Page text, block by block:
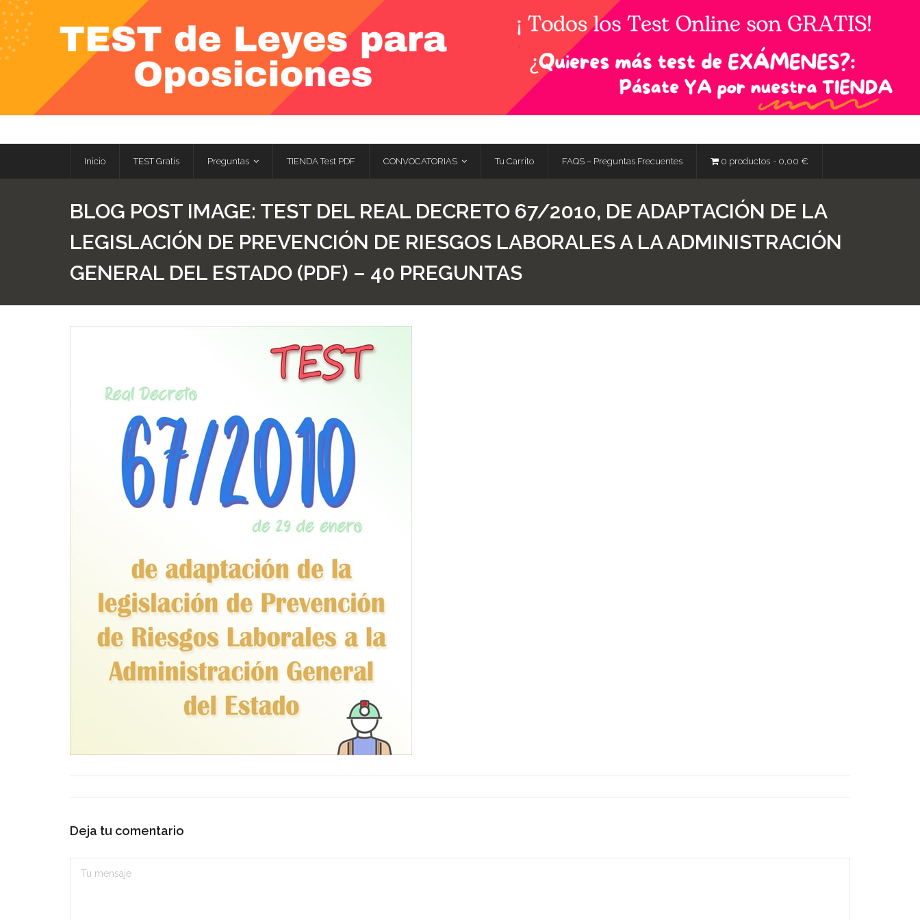
Skip
to
content
Inicio TEST Gratis Preguntas TIENDA Test PDF CONVOCATORIAS Tu Carrito FAQS – Preguntas Frecuentes 0 productos 0,00 €
BLOG POST IMAGE: TEST DEL REAL DECRETO 67/2010, DE ADAPTACIÓN DE LA
LEGISLACIÓN DE PREVENCIÓN DE RIESGOS LABORALES A LA ADMINISTRACIÓN
GENERAL DEL ESTADO (PDF) – 40 PREGUNTAS
Deja tu comentario